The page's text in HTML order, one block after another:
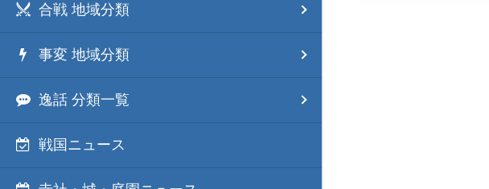
合戦 地域分類
事変 地域分類
逸話 分類一覧
戦国ニュース